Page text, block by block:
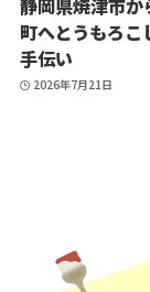
町へとうもろこ
手伝い
2026年7月21日